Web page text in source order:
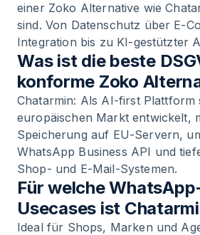
einer Zoko Alternative wie
sind. Von Datenschutz über E-
Integration bis zu KI-gestützter
Was ist die beste
konforme Zoko
Chatarmin: Als AI-first Plattform
europäischen Markt entwickelt,
Speicherung auf EU-Servern,
WhatsApp Business API und
Shop- und E-Mail-Systemen.
Für welche
Usecases ist
Ideal für Shops, Marken und